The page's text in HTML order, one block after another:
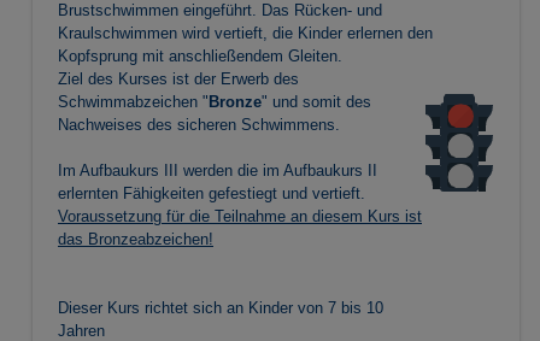
Brustschwimmen eingeführt. Das Rücken- und
Kraulschwimmen wird vertieft, die Kinder erlernen den
Kopfsprung mit anschließendem Gleiten.
Ziel des Kurses ist der Erwerb des
Schwimmabzeichen " Bronze" und somit des
Nachweises des sicheren Schwimmens.
Im Aufbaukurs III werden die im Aufbaukurs II
erlernten Fähigkeiten gefestiegt und vertieft.
Voraussetzung für die Teilnahme an diesem Kurs ist
das Bronzeabzeichen!
Dieser Kurs richtet sich an Kinder von 7 bis 10
Jahren